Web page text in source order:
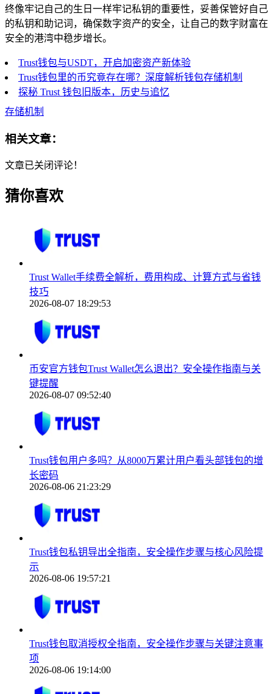
终像牢记自己的生日一样牢记私钥的重要性，妥善保管好自己
的私钥和助记词，确保数字资产的安全，让自己的数字财富在
安全的港湾中稳步增长。
Trust钱包与USDT，开启加密资产新体验
Trust钱包里的币究竟存在哪？深度解析钱包存储机制
探秘 Trust 钱包旧版本，历史与追忆
存储机制
相关文章：
文章已关闭评论！
猜你喜欢
Trust Wallet手续费全解析，费用构成、计算方式与省钱
技巧
2026-08-07 18:29:53
币安官方钱包Trust Wallet怎么退出？安全操作指南与关
键提醒
2026-08-07 09:52:40
Trust钱包用户多吗？从8000万累计用户看头部钱包的增
长密码
2026-08-06 21:23:29
Trust钱包私钥导出全指南，安全操作步骤与核心风险提
示
2026-08-06 19:57:21
Trust钱包取消授权全指南，安全操作步骤与关键注意事
项
2026-08-06 19:14:00